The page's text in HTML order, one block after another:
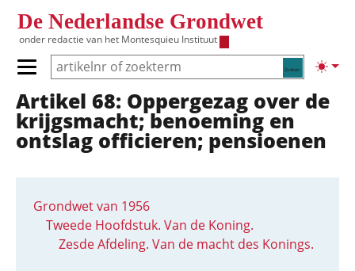
De Nederlandse Grondwet
onder redactie van het Montesquieu Instituut
Zoeken
Primair menu tonen/verbergen
Hoofdnavigatie
Artikel 68: Oppergezag over de
krijgsmacht; benoeming en
ontslag officieren; pensioenen
Grondwet van 1956
Tweede Hoofdstuk. Van de Koning.
Zesde Afdeling. Van de macht des Konings.